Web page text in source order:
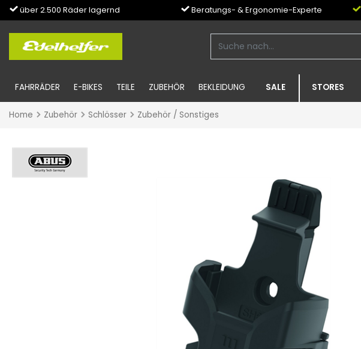
über 2.500 Räder lagernd Beratungs- & Ergonomie-Experte
FAHRRÄDER E-BIKES TEILE ZUBEHÖR BEKLEIDUNG SALE STORES
Home Zubehör Schlösser Zubehör / Sonstiges